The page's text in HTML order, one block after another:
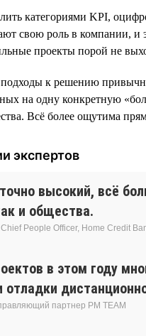
категориями KPI,
свою роль в компании,
проекты порой не
к решению
на одну конкретную
Всё более ощутима
экспертов
высокий, всё
и общества.
People Officer, Home Credit
в этом году
отладки
партнер РМ ТЕАМ